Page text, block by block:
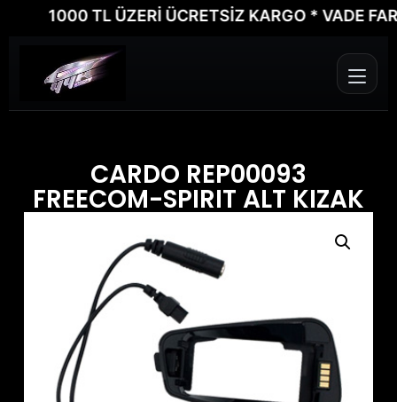
1000 TL ÜZERİ ÜCRETSİZ KARGO * VADE
CARDO REP00093
FREECOM-SPIRIT ALT KIZAK